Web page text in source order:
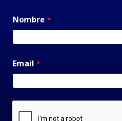
Nombre *
Email *